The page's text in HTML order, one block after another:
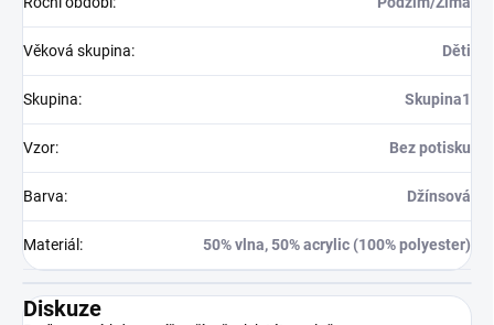
Věková skupina: Děti
Skupina: Skupina1
Vzor: Bez potisku
Barva: Džínsová
Materiál : 50% vlna, 50% acrylic (100% polyester)
Diskuze